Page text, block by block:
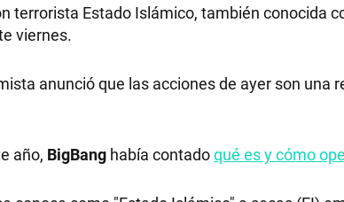
terrorista Estado Islámico, también conocida
viernes.
anunció que las acciones de ayer son una
año, BigBang había contadoqué es y cómo